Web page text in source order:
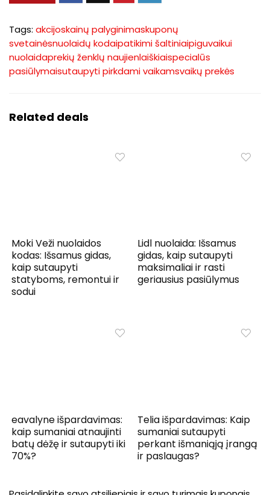
Tags: akcijoskainų palyginimaskuponų
svetainėsnuolaidų kodaipatikimi šaltiniaipiguvaikui
nuolaidaprekių ženklų naujienlaiškiaispecialūs
pasiūlymaisutaupyti pirkdami vaikamsvaikų prekės
Related deals
Moki Veži nuolaidos
kodas: Išsamus gidas,
kaip sutaupyti
statyboms, remontui ir
sodui
Lidl nuolaida: Išsamus
gidas, kaip sutaupyti
maksimaliai ir rasti
geriausius pasiūlymus
eavalyne išpardavimas:
kaip sumaniai atnaujinti
batų dėžę ir sutaupyti iki
70%?
Telia išpardavimas: Kaip
sumaniai sutaupyti
perkant išmaniąją įrangą
ir paslaugas?